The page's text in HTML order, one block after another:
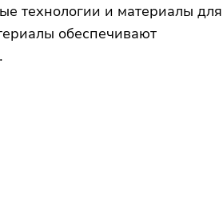
технологии и материалы
обеспечивают